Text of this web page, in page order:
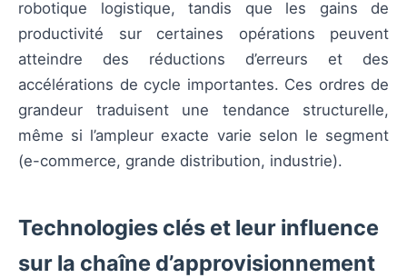
robotique logistique, tandis que les gains de
productivité sur certaines opérations peuvent
atteindre des réductions d’erreurs et des
accélérations de cycle importantes. Ces ordres de
grandeur traduisent une tendance structurelle,
même si l’ampleur exacte varie selon le segment
(e-commerce, grande distribution, industrie).
Technologies clés et leur influence
sur la chaîne d’approvisionnement